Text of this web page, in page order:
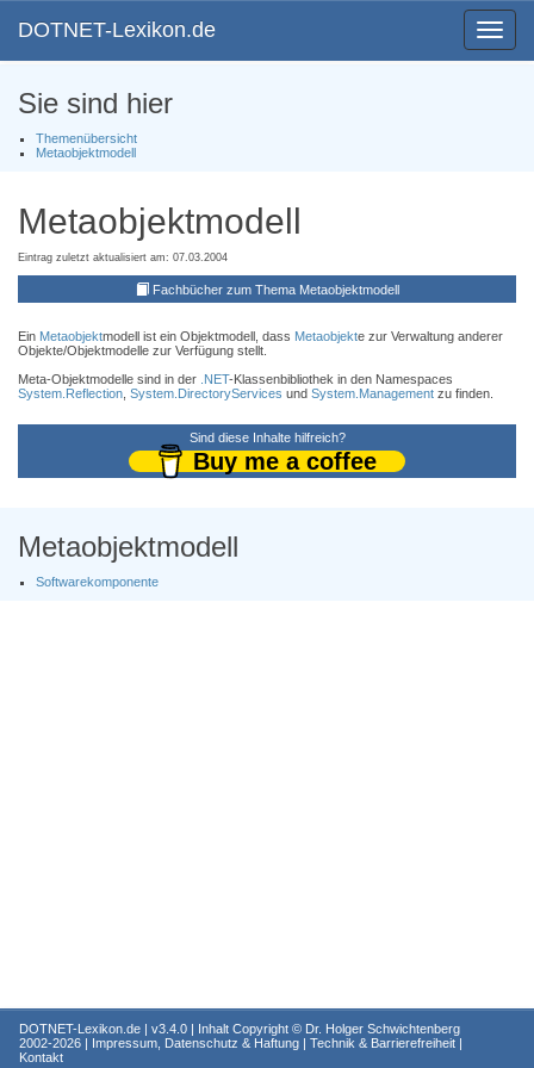
Toggle
DOTNET-Lexikon.de
Sie sind hier
Themenübersicht
Metaobjektmodell
Metaobjektmodell
Eintrag zuletzt aktualisiert am: 07.03.2004
Fachbücher zum Thema Metaobjektmodell
Ein Metaobjektmodell ist ein Objektmodell, dass Metaobjekte zur Verwaltung anderer
Objekte/Objektmodelle zur Verfügung stellt.
Meta-Objektmodelle sind in der .NET-Klassenbibliothek in den Namespaces
System.Reflection System.DirectoryServices und System.Management zu finden.
Sind diese Inhalte hilfreich?
Buy me a coffee
Metaobjektmodell
Softwarekomponente
DOTNET-Lexikon.de | v3.4.0 | Inhalt Copyright © Dr. Holger Schwichtenberg
2002-2026 | Impressum, Datenschutz & Haftung | Technik & Barrierefreiheit |
Kontakt